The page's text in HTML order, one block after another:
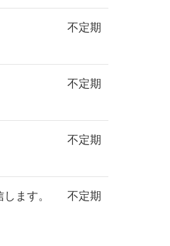
不定期
不定期
不定期
ます。 不定期